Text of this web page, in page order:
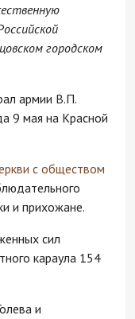
городском
армии В.П.
9 мая на Красной
с обществом
и прихожане.
сил
караула 154
и